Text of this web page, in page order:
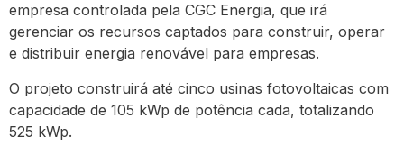
empresa controlada pela CGC Energia, que irá
gerenciar os recursos captados para construir, operar
e distribuir energia renovável para empresas.
O projeto construirá até cinco usinas fotovoltaicas com
capacidade de 105 kWp de potência cada, totalizando
525 kWp.